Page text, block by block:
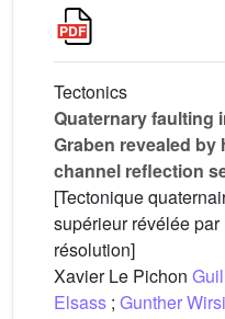
Tectonics
Quaternary faulting
Graben revealed
channel reflection
[Tectonique
supérieur révélée
résolution]
Xavier Le Pichon
Elsass ; Gunther